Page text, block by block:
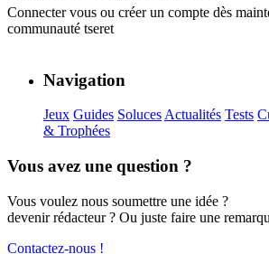
Connecter vous ou créer un compte dès
communauté tseret
Navigation
Jeux Guides Soluces Actualités Tests
& Trophées
Vous avez une question ?
Vous voulez nous soumettre une idée ?
devenir rédacteur ? Ou juste faire une
Contactez-nous !